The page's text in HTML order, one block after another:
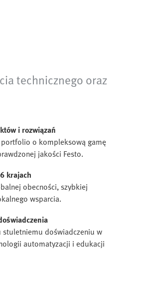
technicznego oraz
i rozwiązań
portfolio o kompleksową gamę
jakości Festo.
krajach
obecności, szybkiej
wsparcia.
stuletniemu doświadczeniu w
automatyzacji i edukacji